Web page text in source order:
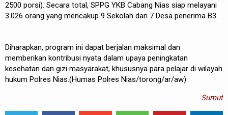
2500 porsi). Secara total, SPPG YKB Cabang Nias siap melayani
3.026 orang yang mencakup 9 Sekolah dan 7 Desa penerima B3.
Diharapkan, program ini dapat berjalan maksimal dan
memberikan kontribusi nyata dalam upaya peningkatan
kesehatan dan gizi masyarakat, khususnya para pelajar di wilayah
hukum Polres Nias.(Humas Polres Nias/torong/ar/aw)
Sumut